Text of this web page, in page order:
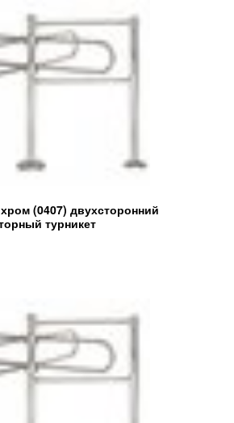
(0407) двухсторонний
турникет